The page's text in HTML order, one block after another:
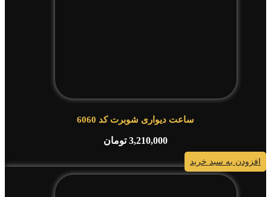
ساعت دیواری شوبرت کد 6060
3,210,000 تومان
افزودن به سبد خرید